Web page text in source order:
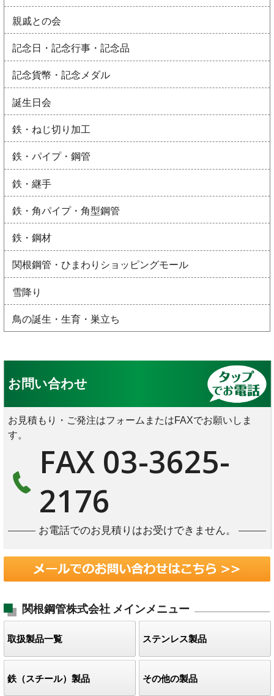
親戚との会
記念日・記念行事・記念品
記念貨幣・記念メダル
誕生日会
鉄・ねじ切り加工
鉄・パイプ・鋼管
鉄・継手
鉄・角パイプ・角型鋼管
鉄・鋼材
関根鋼管・ひまわりショッピングモール
雪降り
鳥の誕生・生育・巣立ち
お問い合わせ
お見積もり・ご発注はフォームまたはFAXでお願いしま
す。
FAX 03-3625-
2176
お電話でのお見積りはお受けできません。
関根鋼管株式会社 メインメニュー
取扱製品一覧 ステンレス製品
鉄（スチール）製品 その他の製品